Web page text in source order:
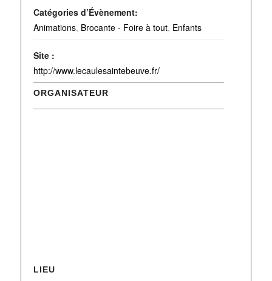
Catégories d’Évènement:
Animations, Brocante - Foire à tout, Enfants
Site :
http://www.lecaulesaintebeuve.fr/
ORGANISATEUR
LIEU